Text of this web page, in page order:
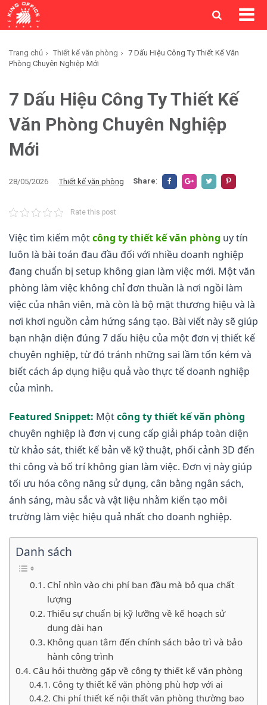
Trang chủ Thiết kế văn phòng
7 Dấu Hiệu Công Ty Thiết Kế Văn
Phòng Chuyên Nghiệp Mới
7 Dấu Hiệu Công Ty Thiết Kế
Văn Phòng Chuyên Nghiệp
Mới
28/05/2026 .Thiết kế văn phòng Share:
Rate this post
Việc tìm kiếm mộtcông ty thiết kế văn phòng uy tín
luôn là bài toán đau đầu đối với nhiều doanh nghiệp
đang chuẩn bị setup không gian làm việc mới. Một văn
phòng làm việc không chỉ đơn thuần là nơi ngồi làm
việc của nhân viên, mà còn là bộ mặt thương hiệu và là
nơi khơi nguồn cảm hứng sáng tạo. Bài viết này sẽ giúp
bạn nhận diện đúng 7 dấu hiệu của một đơn vị thiết kế
chuyên nghiệp, từ đó tránh những sai lầm tốn kém và
biết cách áp dụng hiệu quả vào thực tế doanh nghiệp
của mình.
Featured Snippet: Mộtcông ty thiết kế văn phòng
chuyên nghiệp là đơn vị cung cấp giải pháp toàn diện
từ khảo sát, thiết kế bản vẽ kỹ thuật, phối cảnh 3D đến
thi công và bố trí không gian làm việc. Đơn vị này giúp
tối ưu hóa công năng sử dụng, cân bằng ngân sách,
ánh sáng, màu sắc và vật liệu nhằm kiến tạo môi
trường làm việc hiệu quả nhất cho doanh nghiệp.
Danh sách
Chỉ nhìn vào chi phí ban đầu mà bỏ qua chất
lượng
Thiếu sự chuẩn bị kỹ lưỡng về kế hoạch sử
dụng dài hạn
Không quan tâm đến chính sách bảo trì và bảo
hành công trình
Câu hỏi thường gặp về công ty thiết kế văn phòng
Công ty thiết kế văn phòng phù hợp với ai
Chi phí thiết kế nội thất văn phòng thường bao